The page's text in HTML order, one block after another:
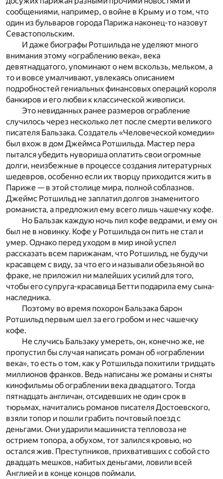
сообщениями, например, о войне в Крыму и о том, что
один из бульваров города Парижа наконец-то назовут
Севастопольским.
И даже биографы Ротшильда не уделяют много
внимания этому «ограблению века», века
девятнадцатого, упоминают о нем вскользь, мельком, а
то и вовсе умалчивают, увлекаясь описанием
подробностей гениальных финансовых операций короля
банкиров и его любви к классической живописи.
Это невиданных ранее размеров ограбление
случилось через несколько лет после смерти великого
писателя Бальзака. Создатель «Человеческой комедии»
был вхож в дом Джеймса Ротшильда. Мастер пера
пытался убедить нувориша оплатить свои огромные
долги, неизбежные в процессе создания литературных
шедевров, особенно если их творцу приходится жить в
Париже — в этой столице мира, полной соблазнов.
Джеймс Ротшильд не заплатил долгов знаменитого
романиста, а предложил ему всего лишь чашечку кофе.
Но Бальзак каждую ночь пил кофе ведрами, и ему он
был не в новинку. Кофе у Ротшильда он пить не стал и
умер. Однако перед уходом в мир иной успел
рассказать всем парижанам, что Ротшильд, не будучи
красавцем с виду, за что его и называли обезьяной во
фраке, не приложил ни малейших усилий для того,
чтобы его супруга-красавица Бетти подарила ему сына-
наследника.
Поэтому во время похорон Бальзака барон
Ротшильд первым шел за его гробом и нес чашечку
кофе.
Не случись Бальзаку умереть, он, конечно же, не
пропустил бы случая написать роман об «ограблении
века», то есть о том, как у Ротшильда похитили тридцать
миллионов франков. Ведь написаны же романы и сняты
кинофильмы об ограблении века двадцатого. Тогда
пятнадцать англичан, отсидевших не один срок в
тюрьмах, начитались романов писателя Достоевского,
взяли топор и пошли грабить почтовый поезд с
деньгами. Они ударили машиниста тепловоза не
острием топора, а обухом, тот залился кровью, но
остался жив. Преступников, прихвативших с собой сто
двадцать мешков, набитых деньгами, ловили всей
Англией и в конце концов поймали.